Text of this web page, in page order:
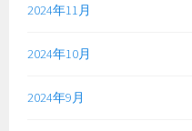
2024年11月
2024年10月
2024年9月